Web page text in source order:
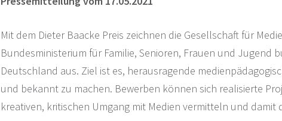
Mit dem Dieter Baacke Preis zeichnen die Gesellschaft für
Bundesministerium für Familie, Senioren, Frauen und
Deutschland aus. Ziel ist es, herausragende
und bekannt zu machen. Bewerben können sich realisierte
kreativen, kritischen Umgang mit Medien vermitteln und damit